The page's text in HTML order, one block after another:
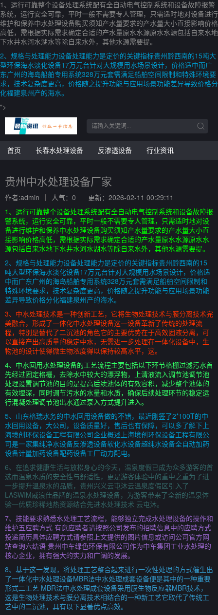
1、运行可靠整个设备处理系统配有全自动电气控制系统和设备故障报警
系统，运行安全可靠，平时一般不需要专人管理，只需适时地对设备进行
维护和保养中水处理设备购买须知产水量要求的产水量大小直接影响价格
高低，需根据实际需求确定合适的产水量原水水源原水水源包括自来水地
下水井水河水湖水等除自来水外，其他水源需要提。
2、规格与处理能力设备处理能力是定价的关键指标贵州黔西南的15吨大
型环保海水淡化设备17万元台针对大规模用水场景设计，价格适中而广
东广州的海岛船舶专用系统328万元套需满足船舶空间限制和特殊环境要
求，技术复杂度更高，价格随之提升功能与应用场景功能差异导致价格分
化福建泉州产的海水。
">
首页 长春水处理设备 反渗透设备 行业资讯
贵州中水处理设备厂家
作者:admin 人气：0
更新：2026-02-11 00:29:11
1、运行可靠整个设备处理系统配有全自动电气控制系统和设备故障报
警系统，运行安全可靠，平时一般不需要专人管理，只需适时地对设
备进行维护和保养中水处理设备购买须知产水量要求的产水量大小直
接影响价格高低，需根据实际需求确定合适的产水量原水水源原水水
源包括自来水地下水井水河水湖水等除自来水外，其他水源需要提。
2、规格与处理能力设备处理能力是定价的关键指标贵州黔西南的15
吨大型环保海水淡化设备17万元台针对大规模用水场景设计，价格适
中而广东广州的海岛船舶专用系统328万元套需满足船舶空间限制和
特殊环境要求，技术复杂度更高，价格随之提升功能与应用场景功能
差异导致价格分化福建泉州产的海水。
3、中水处理技术是一种创新工艺，它将生物处理技术与膜分离技术完
美融合，形成了一体化中水处理设备这一设备革新了传统的处理流
程，特别是替代了二沉池的角色它的主要优势在于高效固液分离，可
以直接产出高质量的稳定中水，无需进一步处理在一体化设备中，生
物池的设计使得微生物浓度得以保持较高水平，这。
4、中水回用水处理设备的工艺流程主要包括以下环节格栅过滤污水首
先经过固定格栅，去除水中较大的漂浮物，上清液流入调节池调节池
处理设置调节池的目的是提高后续池体的有效容积，减少整个池体的
有效埋深，同时调节污水的水量和水质，确保后续处理环节的稳定运
行混凝处理调节池出水通过泵入方式提升进入。
5、山东格瑞水务的中水回用设备做的不错，最近刚签了2*100T的中
水回用设备，大公司，设备质量好，售后也有保障，可以多了解下上
海境创环保设备工程有限公司企业概述上海境创环保设备工程有限公
司是一家集纯净水设备反渗透设备软化水设备超纯水设备全自动加药
设备计量加药设备配药设备工厂动力配电。
6、在追求健康生活与放松身心的今天，温泉度假已成为众多游客的首
选而温泉水质的安全性与舒适性，更是游客体验中的重中之重为了进
一步提升温泉水的品质，贵州兴义云屯沐云温泉度假区引入了
LASWIM威浪仕品牌的温泉水处理设备，为游客带来了全新的温泉体
验一优质珍稀地热资源结合先进水处理技术 云屯沐。
7、技能要求熟悉水处理工艺流程，能够独立完成水处理设备的操作和
维护五应聘方式 有意应聘者请按照公司发布的招聘信息中的应聘方式
投递简历具体应聘方式请参照上文提供的图片信息或访问公司官方网
站查询六结语 贵州中车绿色环保有限公司作为中车集团工业水处理的
核心企业，拥有强大的实力和广阔的发展。
8、基于这一发现，将处理工艺整合起来进行一次性处理的方式催生出
了一体化中水处理设备MBR法中水处理成套设备便是其中的一种重要
形式二工艺 MBR法中水处理成套设备采用膜生物反应器MBR技术，
这是生物处理技术与膜分离技术相结合的一种新工艺它取代了传统工
艺中的二沉池，具有以下显著优点高效。